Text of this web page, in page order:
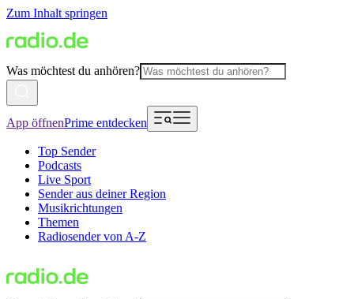
Zum Inhalt springen
Was möchtest du anhören?
App öffnenPrime entdecken
Top Sender
Podcasts
Live Sport
Sender aus deiner Region
Musikrichtungen
Themen
Radiosender von A-Z